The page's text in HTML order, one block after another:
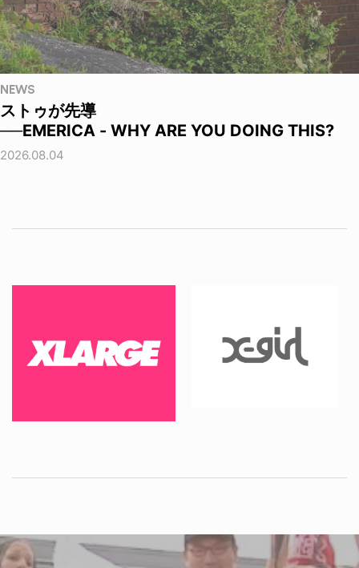
NEWS
ストゥが先導
──EMERICA - WHY ARE YOU DOING THIS?
2026.08.04